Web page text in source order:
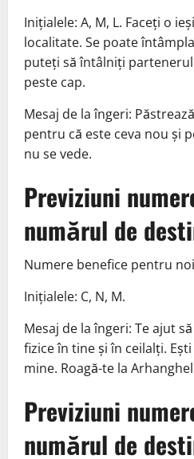
Inițialele: A, M, L. Faceți o
localitate. Se poate
puteți să întâlniți
peste cap.
Mesaj de la îngeri:
pentru că este ceva nou și
nu se vede.
Previziuni
numărul de
Numere benefice pentru
Inițialele: C, N, M.
Mesaj de la îngeri: Te ajut
fizice în tine și în ceilalți.
mine. Roagă-te la
Previziuni
numărul de